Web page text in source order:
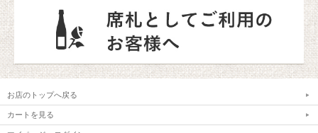
お店のトップへ戻る
カートを見る